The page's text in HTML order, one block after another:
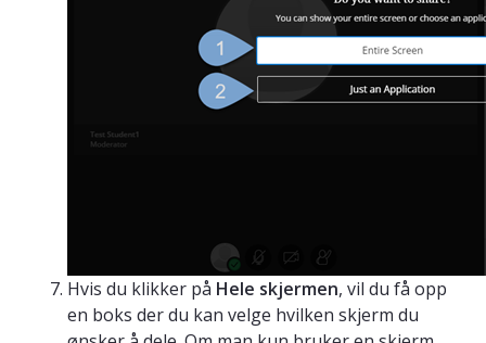
Hvis du klikker på Hele skjermen, vil du få opp
en boks der du kan velge hvilken skjerm du